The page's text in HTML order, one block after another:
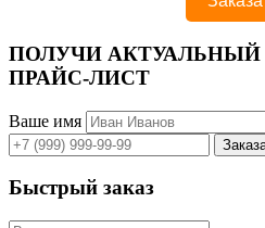
ПОЛУЧИ АКТУАЛЬНЫЙ
ПРАЙС-ЛИСТ
Ваше имя
Быстрый заказ